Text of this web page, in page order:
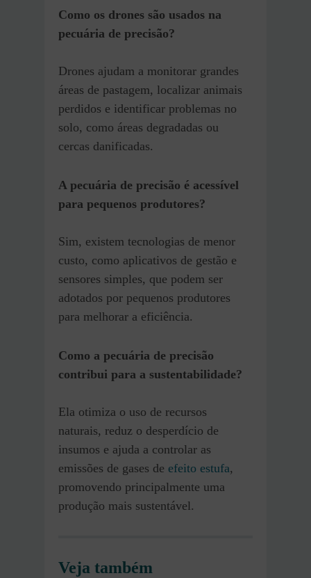
Como os drones são usados na
pecuária de precisão?
Drones ajudam a monitorar grandes
áreas de pastagem, localizar animais
perdidos e identificar problemas no
solo, como áreas degradadas ou
cercas danificadas.
A pecuária de precisão é acessível
para pequenos produtores?
Sim, existem tecnologias de menor
custo, como aplicativos de gestão e
sensores simples, que podem ser
adotados por pequenos produtores
para melhorar a eficiência.
Como a pecuária de precisão
contribui para a sustentabilidade?
Ela otimiza o uso de recursos
naturais, reduz o desperdício de
insumos e ajuda a controlar as
emissões de gases de efeito estufa,
promovendo principalmente uma
produção mais sustentável.
Veja também